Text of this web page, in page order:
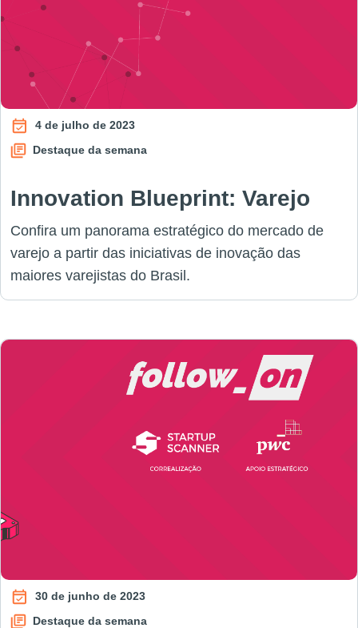
4 de julho de 2023
Destaque da semana
Innovation Blueprint: Varejo
Confira um panorama estratégico do mercado de
varejo a partir das iniciativas de inovação das
maiores varejistas do Brasil.
30 de junho de 2023
Destaque da semana